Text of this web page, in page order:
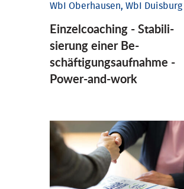
WbI Oberhausen, WbI Duisburg
Einzel­coaching - Stabili­
sierung einer Be­
schäftigungs­aufnahme -
Power-and-work